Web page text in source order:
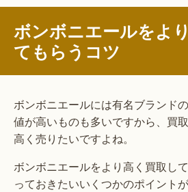
ボンボニエールをよ
てもらうコツ
ボンボニエールには有名ブランド
値が高いものも多いですから、買
高く売りたいですよね。
ボンボニエールをより高く買取し
っておきたいいくつかのポイントが